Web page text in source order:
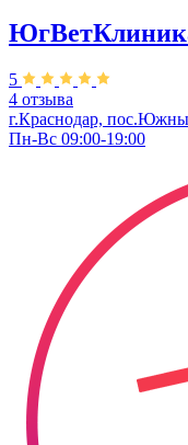
5
4 отзыва
г.Краснодар,
Пн-Вс 09:00-19:00